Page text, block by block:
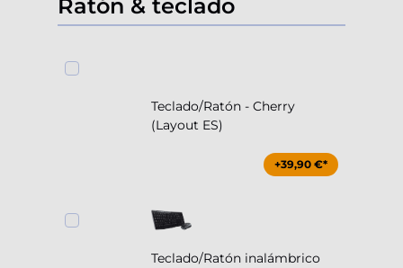
Ratón & teclado
Teclado/Ratón - Cherry
(Layout ES)
+39,90 €*
Teclado/Ratón inalámbrico